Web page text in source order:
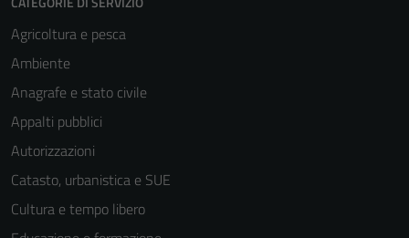
Agricoltura e pesca
Ambiente
Anagrafe e stato civile
Appalti pubblici
Autorizzazioni
Catasto, urbanistica e SUE
Cultura e tempo libero